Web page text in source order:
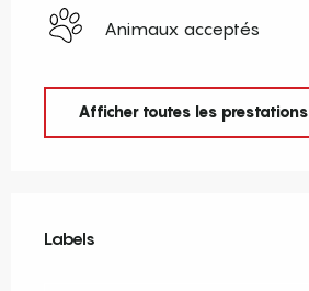
Animaux acceptés
Afficher toutes les prestations
Labels
Labels